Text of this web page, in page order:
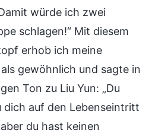
würde ich zwei
schlagen!“ Mit diesem
erhob ich meine
gewöhnlich und sagte in
Ton zu Liu Yun: „Du
dich auf den Lebenseintritt
du hast keinen